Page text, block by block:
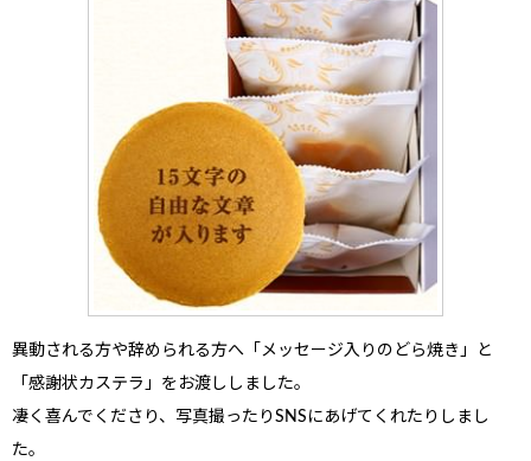
異動される方や辞められる方へ 「メッセージ入りのどら焼き」と
「感謝状カステラ」をお渡ししました。
凄く喜んでくださり、写真撮ったりSNSにあげてくれたりしまし
た。